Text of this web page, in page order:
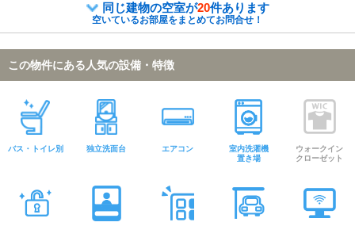
同じ建物の空室が20件あります
空いているお部屋をまとめてお問合せ！
この物件にある人気の設備・特徴
バス・トイレ別 独立洗面台 エアコン
室内洗濯機
置き場
ウォークイン
クローゼット